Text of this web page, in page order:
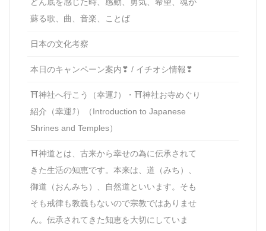
どん底を感じた時、感動、勇気、希望、魂が
蘇る歌、曲、音楽、ことば
日本の文化考察
本日のキャンペーン案内❣ / イチオシ情報❣
⛩神社へ行こう（幸運⤴）・⛩神社お寺めぐり
紹介（幸運⤴）（Introduction to Japanese
Shrines and Temples）
⛩神道とは、古来から幸せの為に伝承されて
きた生活の知恵です。本来は、道（みち）、
御道（おんみち）、自然道といいます。そも
そも戒律も教義もないので宗教ではありませ
ん。伝承されてきた知恵を大切にしていま